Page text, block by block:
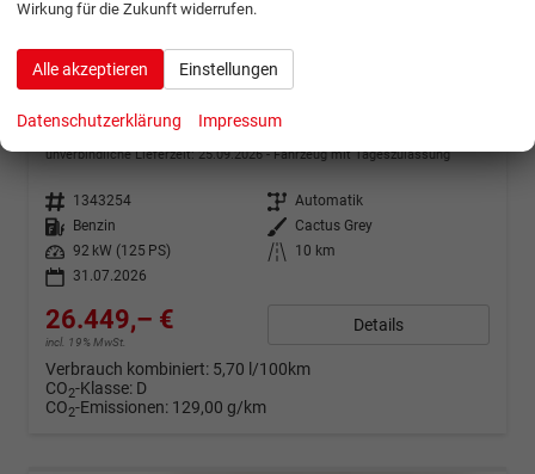
ab 524,– € mtl.
Ford Puma
ST-Line MHEV Aut ACC KomfortP WinterP 17Z
unverbindliche Lieferzeit:25.09.2026 Fahrzeug mit Tageszulassung
Fahrzeugnr. 1343254 Getriebe Automatik
Kraftstoff
Benzin Außenfarbe Cactus Grey
Leistung
92 kW (125 PS) Kilometerstand
10 km
31.07.2026
26.449,– €
incl. 19% MwSt.
Details
Verbrauch kombiniert: 5,70 l/100km
CO2-Klasse: D
CO2-Emissionen: 129,00 g/km
Wirkung für die Zukunft widerrufen.
Alle akzeptieren Einstellungen
Datenschutzerklärung Impressum